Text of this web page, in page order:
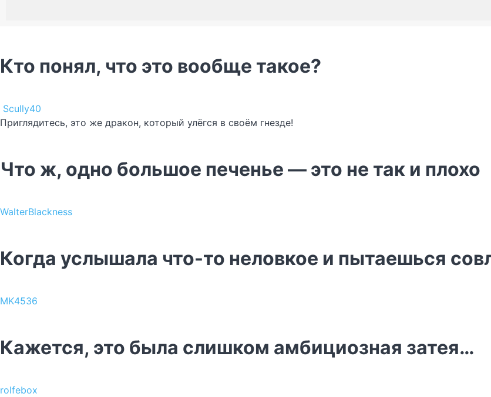
Кто понял, что это вообще такое?
Scully40
Приглядитесь, это же дракон, который улёгся в своём гнезде!
Что ж, одно большое печенье — это не так и плохо
WalterBlackness
Когда услышала что-то неловкое и пытаешься
MK4536
Кажется, это была слишком амбициозная затея…
rolfebox